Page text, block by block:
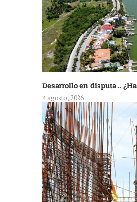
Desarrollo en disputa…
4 agosto, 2026